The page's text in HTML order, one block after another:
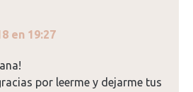
en 19:27
por leerme y dejarme tus